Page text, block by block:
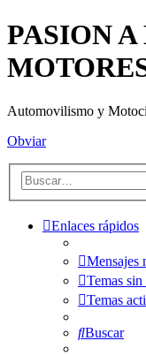
PASION
Automovilismo y
Obviar
Enlaces rápidos
Mensajes
Temas sin
Temas
Buscar